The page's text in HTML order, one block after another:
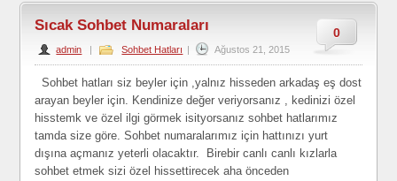
0
Sıcak Sohbet Numaraları
admin | Sohbet Hatları | Ağustos 21, 2015
Sohbet hatları siz beyler için ,yalnız hisseden arkadaş eş dost
arayan beyler için. Kendinize değer veriyorsanız , kedinizi özel
hisstemk ve özel ilgi görmek isityorsanız sohbet hatlarımız
tamda size göre. Sohbet numaralarımız için hattınızı yurt
dışına açmanız yeterli olacaktır. Birebir canlı canlı kızlarla
sohbet etmek sizi özel hissettirecek aha önceden